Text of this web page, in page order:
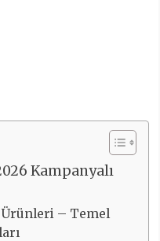
Kampanyalı
– Temel